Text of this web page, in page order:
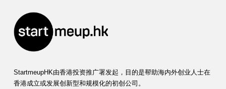
StartmeupHK由香港投资推广署发起，目的是帮助海内外创业人士在
香港成立或发展创新型和规模化的初创公司。